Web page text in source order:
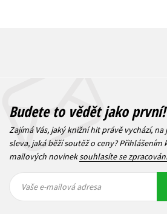
Budete to vědět jako první!
Zajímá Vás, jaký knižní hit právě vychází,
sleva, jaká běží soutěž o ceny? Přihlášením
mailových novineksouhlasíte se
mailová
mailová
Vaše e-mailová adresa